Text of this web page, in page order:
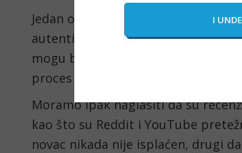
Jedan od izazova prilikom analize
autentičnih recenzija od
mogu biti prikazani kao stvarna
proces donošenja informisanih
Moramo ipak naglasiti da su
kao što su Reddit i YouTube
novac nikada nije isplaćen, drugi